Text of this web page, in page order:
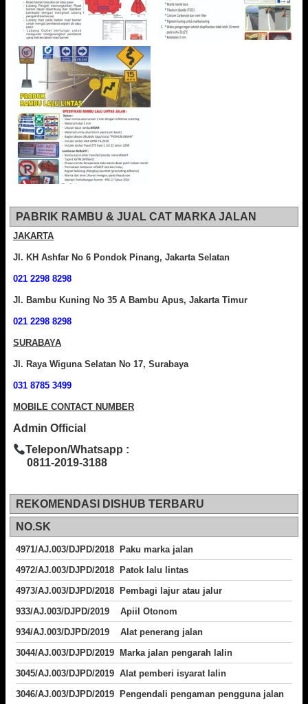
PABRIK RAMBU & JUAL CAT MARKA JALAN
JAKARTA
Jl. KH Ashfar No 6 Pondok Pinang, Jakarta Selatan
021 2298 8298
Jl. Bambu Kuning No 35 A Bambu Apus, Jakarta Timur
021 2298 8298
SURABAYA
Jl. Raya Wiguna Selatan No 17, Surabaya
031 8785 3499
MOBILE CONTACT NUMBER
Admin Official
Telepon/Whatsapp :
0811-2019-3188
REKOMENDASI DISHUB TERBARU
NO.SK
4971/AJ.003/DJPD/2018 Paku marka jalan
4972/AJ.003/DJPD/2018 Patok lalu lintas
4973/AJ.003/DJPD/2018
Pembagi lajur atau jalur
933/AJ.003/DJPD/2019 Apiil Otonom
934/AJ.003/DJPD/2019 Alat penerang jalan
3044/AJ.003/DJPD/2019 Marka jalan pengarah lalin
3045/AJ.003/DJPD/2019 Alat pemberi isyarat lalin
3046/AJ.003/DJPD/2019 Pengendali pengaman pengguna jalan